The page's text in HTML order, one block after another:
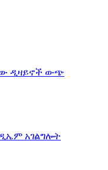
ዲዛይኖች ውጭ
አገልግሎት